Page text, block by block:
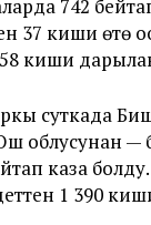
742
37 киши өтө
киши
суткада
облусунан —
каза
1 390